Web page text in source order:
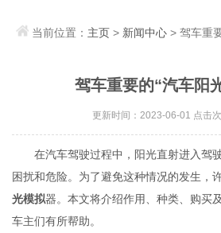
当前位置： 主页 > 新闻中心 > 驾车重
驾车重要的“汽车阳
更新时间：2023-06-01 点击
在汽车驾驶过程中，阳光直射进入驾
困扰和危险。为了避免这种情况的发生，
光模拟器。本文将介绍作用、种类、购买
车主们有所帮助。